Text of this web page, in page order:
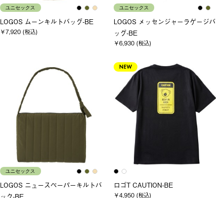
ユニセックス
LOGOS ムーンキルトバッグ-BE
￥7,920 (税込)
ユニセックス
LOGOS メッセンジャーラゲージバ
ッグ-BE
￥6,930 (税込)
ユニセックス
LOGOS ニュースペーパーキルトバ
NEW
ロゴT CAUTION-BE
￥4,950 (税込)